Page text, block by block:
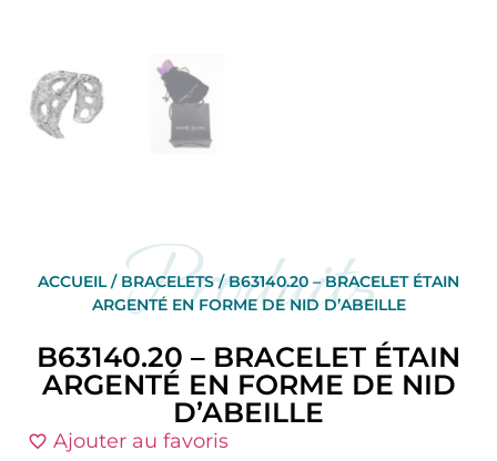
Produits
ACCUEIL/ BRACELETS/ B63140.20 – BRACELET ÉTAIN
ARGENTÉ EN FORME DE NID D’ABEILLE
B63140.20 – BRACELET ÉTAIN
ARGENTÉ EN FORME DE NID
D’ABEILLE
Ajouter au favoris